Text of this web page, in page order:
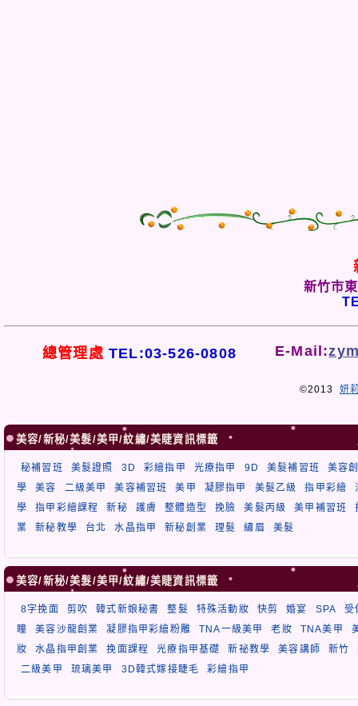
新竹市
總管理處 TEL:03-526-0808 E-Mail:
©2013 妍
美容/新秘/美髮/美甲/紋繡/美睫資訊標籤
秘補習班 美髮證照 3D 彩繪指甲 光療指甲 9D 美髮補習班
美容
學
美容 二級美甲 美容補習班 美甲 凝膠指甲 美髮乙級 指甲彩繪
學
指甲彩繪課程 新秘 護膚 整體造型 挽臉 美髮丙級 美甲補習班
業
新秘教學 台北 水晶指甲 新秘創業 理髮 繡眉 美髮
美容/新秘/美髮/美甲/紋繡/美睫資訊標籤
8字挽面 剪吹 韓式新娘秘書 整髮 特殊活動妝 快剪 婚宴 SPA
受
瞳
美容沙龍創業 凝膠指甲彩繪粉雕 TNA一級美甲 老妝 TNA美甲
妝
水晶指甲創業 挽面課程 光療指甲基礎 新祕教學 美容講師 新竹
二級美甲
琉璃美甲 3D韓式嫁接睫毛 彩繪指甲